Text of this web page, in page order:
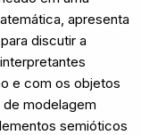
apresenta
discutir a
e com os objetos
modelagem
semióticos